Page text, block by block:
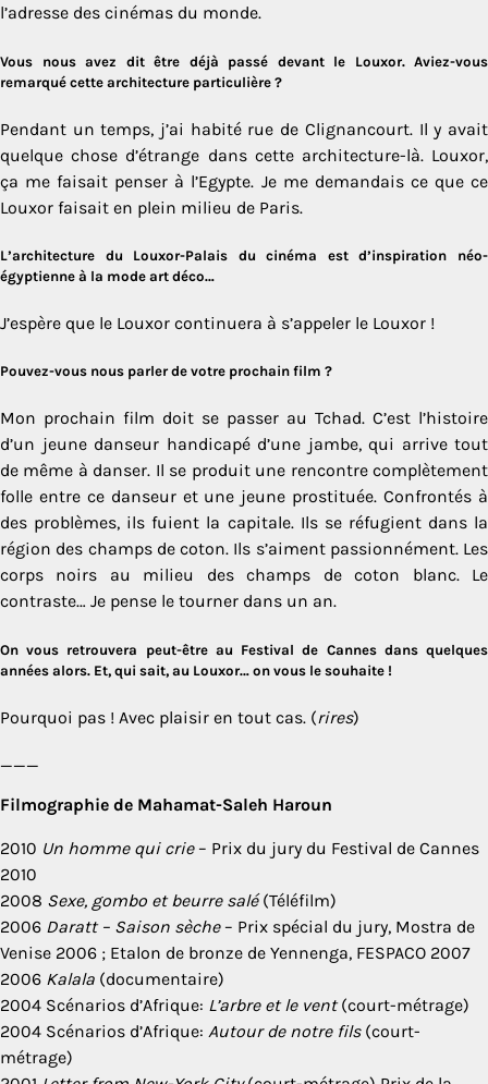
l’adresse des cinémas du monde.
Vous nous avez dit être déjà passé devant le Louxor. Aviez-vous
remarqué cette architecture particulière ?
Pendant un temps, j’ai habité rue de Clignancourt. Il y avait
quelque chose d’étrange dans cette architecture-là. Louxor,
ça me faisait penser à l’Egypte. Je me demandais ce que ce
Louxor faisait en plein milieu de Paris.
L’architecture du Louxor-Palais du cinéma est d’inspiration néo-
égyptienne à la mode art déco…
J’espère que le Louxor continuera à s’appeler le Louxor !
Pouvez-vous nous parler de votre prochain film ?
Mon prochain film doit se passer au Tchad. C’est l’histoire
d’un jeune danseur handicapé d’une jambe, qui arrive tout
de même à danser. Il se produit une rencontre complètement
folle entre ce danseur et une jeune prostituée. Confrontés à
des problèmes, ils fuient la capitale. Ils se réfugient dans la
région des champs de coton. Ils s’aiment passionnément. Les
corps noirs au milieu des champs de coton blanc. Le
contraste… Je pense le tourner dans un an.
On vous retrouvera peut-être au Festival de Cannes dans quelques
années alors. Et, qui sait, au Louxor… on vous le souhaite !
Pourquoi pas ! Avec plaisir en tout cas. (rires)
___
Filmographie de Mahamat-Saleh Haroun
2010 Un homme qui crie– Prix du jury du Festival de Cannes
2010
2008 Sexe, gombo et beurre salé(Téléfilm)
2006 Daratt – Saison sèche– Prix spécial du jury, Mostra de
Venise 2006 ; Etalon de bronze de Yennenga, FESPACO 2007
2006 Kalala (documentaire)
2004 Scénarios d’Afrique: L’arbre et le vent(court-métrage)
2004 Scénarios d’Afrique: Autour de notre fils(court-
métrage)